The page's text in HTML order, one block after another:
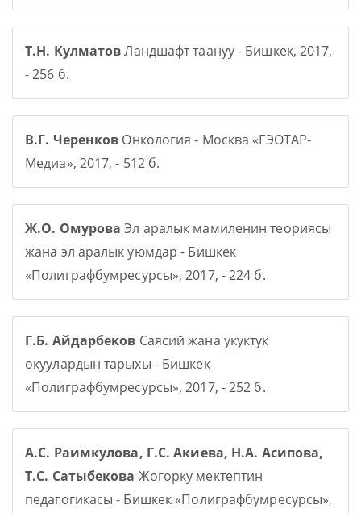
Т.Н. КулматовЛандшафт таануу - Бишкек, 2017,
- 256 б.
В.Г. Черенков Онкология - Москва «ГЭОТАР-
Медиа», 2017, - 512 б.
Ж.О. Омурова Эл аралык мамиленин теориясы
жана эл аралык уюмдар - Бишкек
«Полиграфбумресурсы», 2017, - 224 б.
Г.Б. Айдарбеков Саясий жана укуктук
окуулардын тарыхы - Бишкек
«Полиграфбумресурсы», 2017, - 252 б.
А.С. Раимкулова, Г.С. Акиева, Н.А. Асипова,
Т.С. Сатыбекова Жогорку мектептин
педагогикасы - Бишкек «Полиграфбумресурсы»,